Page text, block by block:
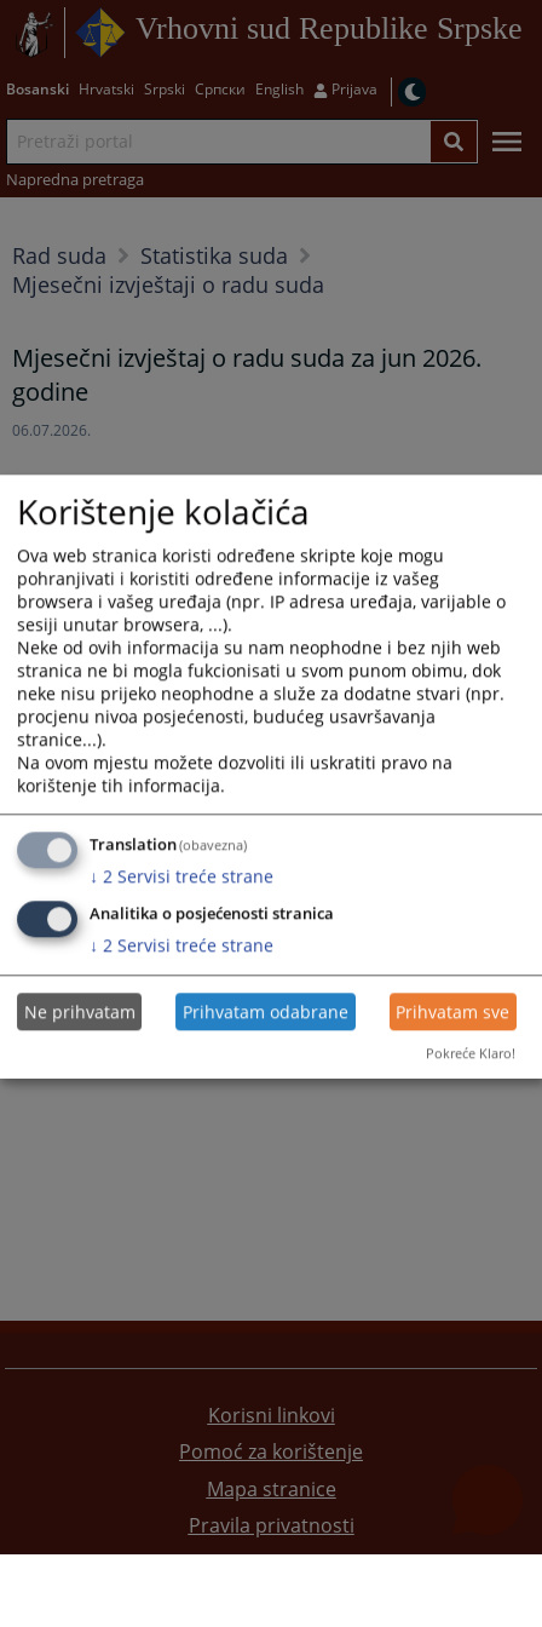
Vrhovni sud Republike Srpske
Bosanski Hrvatski Srpski Српски English Prijava
Napredna pretraga
Rad suda
Statistika suda
Mjesečni izvještaji o radu suda
Mjesečni izvještaj o radu suda za jun 2026.
godine
06.07.2026.
Prikazana vijest je na: Srpski jezik
Prateći dokumenti
Mjesečni izvještaj o radu suda za jun 2026. godine
52
Korisni linkovi
Pomoć za korištenje
Mapa stranice
Pravila privatnosti
Korištenje kolačića
Ova web stranica koristi određene skripte koje mogu
pohranjivati i koristiti određene informacije iz vašeg
browsera i vašeg uređaja (npr. IP adresa uređaja, varijable o
sesiji unutar browsera, ...).
Neke od ovih informacija su nam neophodne i bez njih web
stranica ne bi mogla fukcionisati u svom punom obimu, dok
neke nisu prijeko neophodne a služe za dodatne stvari (npr.
procjenu nivoa posjećenosti, budućeg usavršavanja
stranice...).
Na ovom mjestu možete dozvoliti ili uskratiti pravo na
korištenje tih informacija.
Translation(obavezna)
↓ 2 Servisi treće strane
Analitika o posjećenosti stranica
↓ 2 Servisi treće strane
Ne prihvatam Prihvatam odabrane Prihvatam sve
Pokreće Klaro!